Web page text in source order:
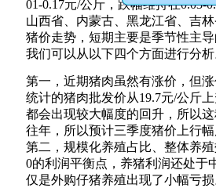
01-0.17元/公斤，跌幅维持在0.03-
山西省、内蒙古、黑龙江省、吉
猪价走势，短期主要是季节性主
我们可以从以下四个方面进行分析
第一，近期猪肉虽然有涨价，但
统计的猪肉批发价从19.7元/公斤
都会出现较大幅度的回升，所以
往年，所以预计三季度猪价上行幅
第二，规模化养殖占比、整体养
0的利润平衡点，养猪利润还处于
仅是外购仔猪养殖出现了小幅亏